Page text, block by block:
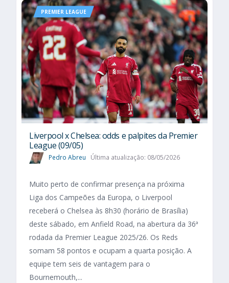
PREMIER LEAGUE
Liverpool x Chelsea: odds e palpites da Premier
League (09/05)
Pedro Abreu Última atualização: 08/05/2026
Muito perto de confirmar presença na próxima
Liga dos Campeões da Europa, o Liverpool
receberá o Chelsea às 8h30 (horário de Brasília)
deste sábado, em Anfield Road, na abertura da 36ª
rodada da Premier League 2025/26. Os Reds
somam 58 pontos e ocupam a quarta posição. A
equipe tem seis de vantagem para o
Bournemouth,...